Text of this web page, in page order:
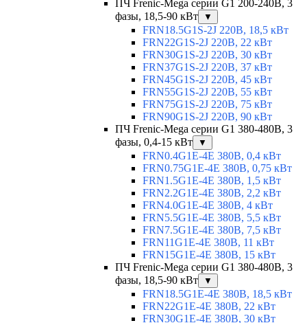
ПЧ Frenic-Mega серии G1 200-240В, 3
фазы, 18,5-90 кВт
▼
FRN18.5G1S-2J 220В, 18,5 кВт
FRN22G1S-2J 220В, 22 кВт
FRN30G1S-2J 220В, 30 кВт
FRN37G1S-2J 220В, 37 кВт
FRN45G1S-2J 220В, 45 кВт
FRN55G1S-2J 220В, 55 кВт
FRN75G1S-2J 220В, 75 кВт
FRN90G1S-2J 220В, 90 кВт
ПЧ Frenic-Mega серии G1 380-480В, 3
фазы, 0,4-15 кВт
▼
FRN0.4G1E-4E 380В, 0,4 кВт
FRN0.75G1E-4E 380В, 0,75 кВт
FRN1.5G1E-4E 380В, 1,5 кВт
FRN2.2G1E-4E 380В, 2,2 кВт
FRN4.0G1E-4E 380В, 4 кВт
FRN5.5G1E-4E 380В, 5,5 кВт
FRN7.5G1E-4E 380В, 7,5 кВт
FRN11G1E-4E 380В, 11 кВт
FRN15G1E-4E 380В, 15 кВт
ПЧ Frenic-Mega серии G1 380-480В, 3
фазы, 18,5-90 кВт
▼
FRN18.5G1E-4E 380В, 18,5 кВт
FRN22G1E-4E 380В, 22 кВт
FRN30G1E-4E 380В, 30 кВт